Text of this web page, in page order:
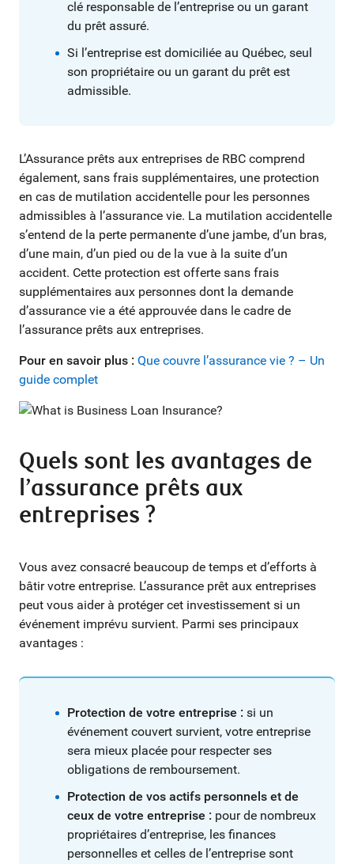
clé responsable de l’entreprise ou un garant
du prêt assuré.
Si l’entreprise est domiciliée au Québec, seul
son propriétaire ou un garant du prêt est
admissible.
L’Assurance prêts aux entreprises de RBC comprend
également, sans frais supplémentaires, une protection
en cas de mutilation accidentelle pour les personnes
admissibles à l’assurance vie. La mutilation accidentelle
s’entend de la perte permanente d’une jambe, d’un bras,
d’une main, d’un pied ou de la vue à la suite d’un
accident. Cette protection est offerte sans frais
supplémentaires aux personnes dont la demande
d’assurance vie a été approuvée dans le cadre de
l’assurance prêts aux entreprises.
Pour en savoir plus : Que couvre l’assurance vie ? – Un
guide complet
Quels sont les avantages de
l’assurance prêts aux
entreprises ?
Vous avez consacré beaucoup de temps et d’efforts à
bâtir votre entreprise. L’assurance prêt aux entreprises
peut vous aider à protéger cet investissement si un
événement imprévu survient. Parmi ses principaux
avantages :
Protection de votre entreprise : si un
événement couvert survient, votre entreprise
sera mieux placée pour respecter ses
obligations de remboursement.
Protection de vos actifs personnels et de
ceux de votre entreprise : pour de nombreux
propriétaires d’entreprise, les finances
personnelles et celles de l’entreprise sont